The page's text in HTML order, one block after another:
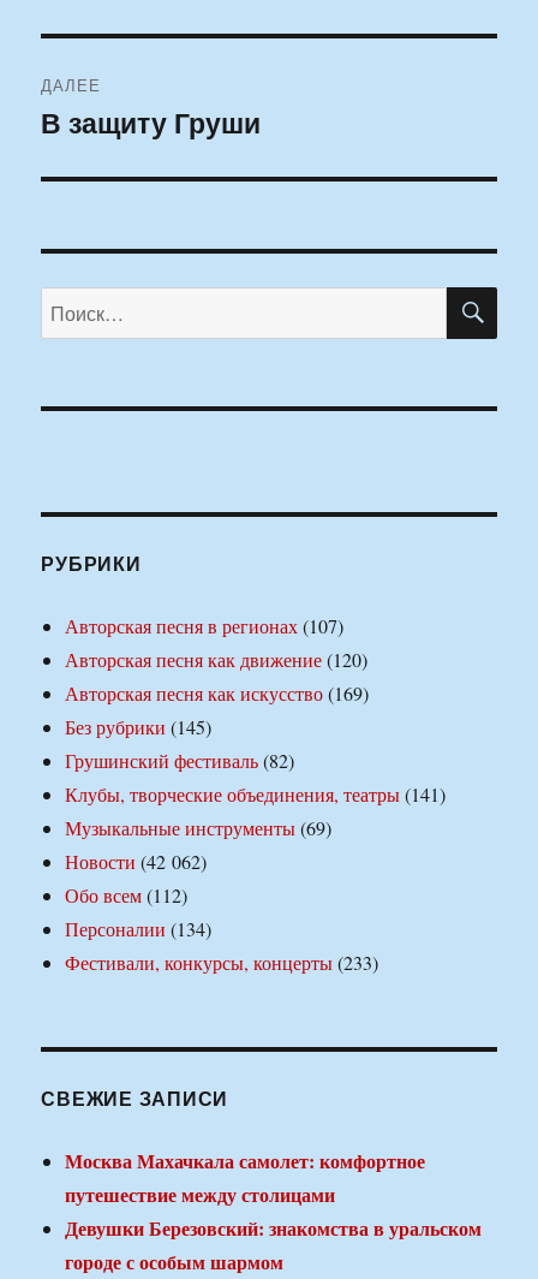
ДАЛЕЕ
Следующая
В защиту Груши
Искать:
РУБРИКИ
Авторская песня в регионах(107)
Авторская песня как движение(120)
Авторская песня как искусство(169)
Без рубрики (145)
Грушинский фестиваль(82)
Клубы, творческие объединения, театры(141)
Музыкальные инструменты(69)
Новости (42 062)
Обо всем(112)
Персоналии (134)
Фестивали, конкурсы, концерты(233)
СВЕЖИЕ ЗАПИСИ
Москва Махачкала самолет: комфортное
путешествие между столицами
Девушки Березовский: знакомства в уральском
городе с особым шармом